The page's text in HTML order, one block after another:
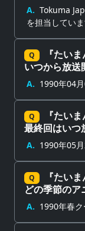
A. Tokuma
を担当していま
Q
『たい
いつから放送
A. 1990年04
Q
『たい
最終回はいつ
A. 1990年05
Q
『たい
どの季節のア
A. 1990年春ク